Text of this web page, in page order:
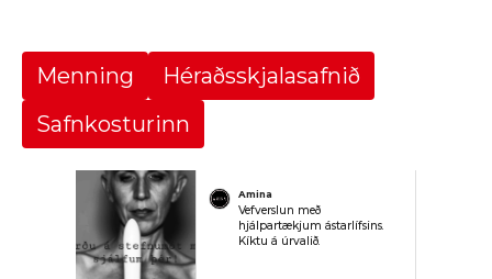
Menning
Héraðsskjalasafnið
Safnkosturinn